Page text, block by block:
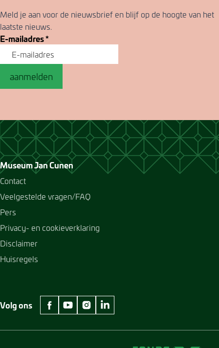
Meld je aan voor de nieuwsbrief en blijf op de hoogte van het
laatste nieuws.
E-mailadres*
aanmelden
Museum Jan Cunen
Contact
Veelgestelde vragen/FAQ
Pers
Privacy- en cookieverklaring
Disclaimer
Huisregels
Volg ons
facebook Museum Jan Cunen
youtube Museum Jan Cunen
instagram Museum Jan Cunen
linkedin Museum Jan Cunen